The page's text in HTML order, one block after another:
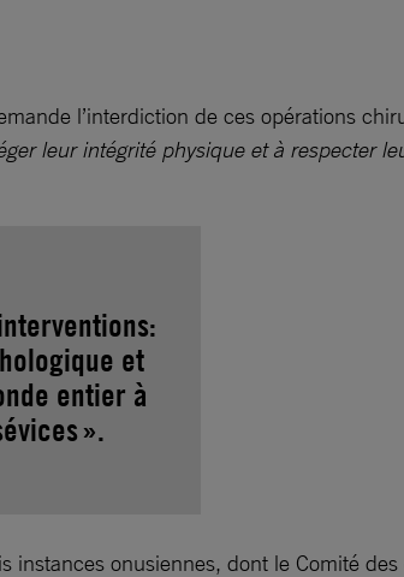
l’interdiction de ces opérations
leur intégrité physique et à respecter
et
entier à
».
instances onusiennes, dont le Comité